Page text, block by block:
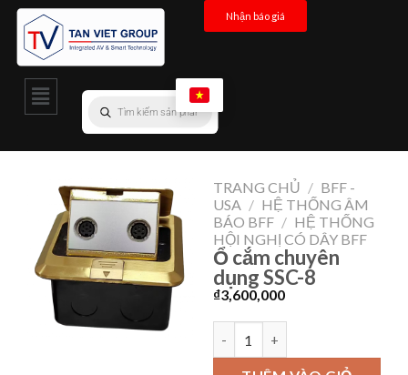
Nhận báo giá
TRANG CHỦ / BFF -
USA / HỆ THỐNG ÂM
BÁO BFF / HỆ THỐNG
HỘI NGHỊ CÓ DÂY BFF
Ổ cắm chuyên
dụng SSC-8
₫3,600,000